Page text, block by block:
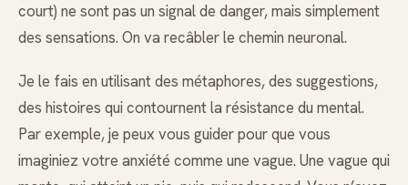
court) ne sont pas un signal de danger, mais simplement
des sensations. On va recâbler le chemin neuronal.
Je le fais en utilisant des métaphores, des suggestions,
des histoires qui contournent la résistance du mental.
Par exemple, je peux vous guider pour que vous
imaginiez votre anxiété comme une vague. Une vague qui